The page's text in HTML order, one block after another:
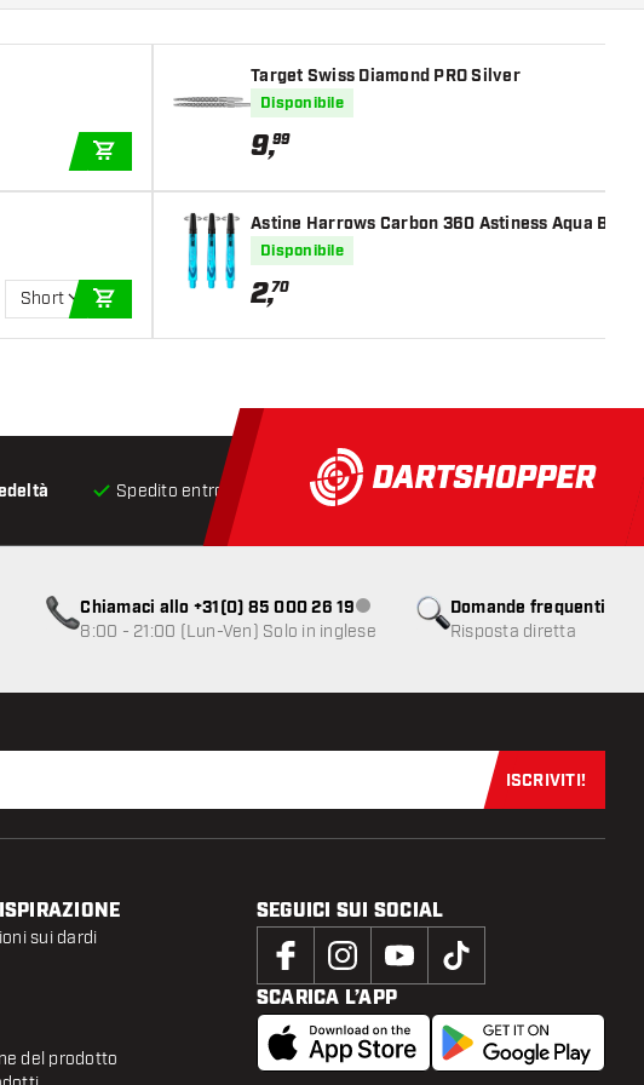
AGGIUNGI AL CARRELLO
Short
AGGIUNGI AL CARRELLO
Target Swiss Diamond PRO Silver
Disponibile
9,99
Astine Harrows Carbon 360 Astiness Aqua Blue
Disponibile
2,70
Spedito entro 24 ore Spedizione gratuitada € 75
Domande frequenti
Risposta diretta
Chiamaci allo +31(0) 85 000 26 19Servizio clienti non disponibile
8:00 - 21:00 (Lun-Ven) Solo in inglese
Iscriviti
ISCRIVITI!
sui dardi
del prodotto
SEGUICI SUI SOCIAL
SCARICA L’APP